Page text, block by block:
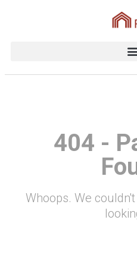
404 -
Whoops. We